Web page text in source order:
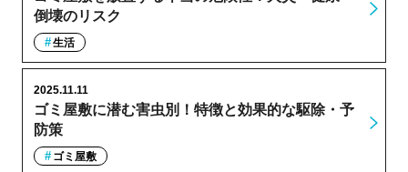
倒壊のリスク
生活
ゴミ屋敷に潜む害虫別！特徴と効果的な駆除・予
防策
2025.11.11
ゴミ屋敷